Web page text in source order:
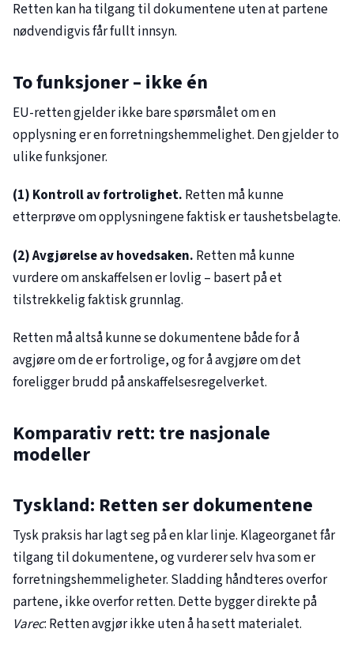
Retten kan ha tilgang til dokumentene uten at partene
nødvendigvis får fullt innsyn.
To funksjoner – ikke én
EU-retten gjelder ikke bare spørsmålet om en
opplysning er en forretningshemmelighet. Den gjelder to
ulike funksjoner.
(1) Kontroll av fortrolighet. Retten må kunne
etterprøve om opplysningene faktisk er taushetsbelagte.
(2) Avgjørelse av hovedsaken. Retten må kunne
vurdere om anskaffelsen er lovlig – basert på et
tilstrekkelig faktisk grunnlag.
Retten må altså kunne se dokumentene både for å
avgjøre om de er fortrolige, og for å avgjøre om det
foreligger brudd på anskaffelsesregelverket.
Komparativ rett: tre nasjonale
modeller
Tyskland: Retten ser dokumentene
Tysk praksis har lagt seg på en klar linje. Klageorganet får
tilgang til dokumentene, og vurderer selv hva som er
forretningshemmeligheter. Sladding håndteres overfor
partene, ikke overfor retten. Dette bygger direkte på
Varec: Retten avgjør ikke uten å ha sett materialet.